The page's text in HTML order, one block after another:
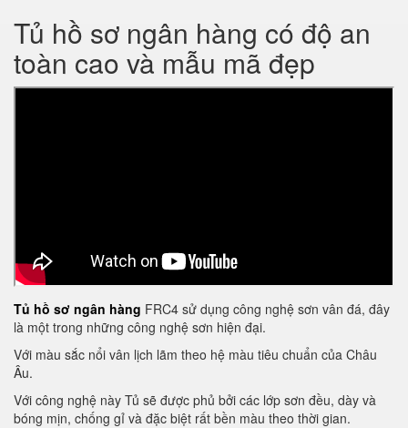
Tủ hồ sơ ngân hàng có độ an
toàn cao và mẫu mã đẹp
Tủ hồ sơ ngân hàng FRC4 sử dụng công nghệ sơn vân đá, đây
là một trong những công nghệ sơn hiện đại.
Với màu sắc nổi vân lịch lãm theo hệ màu tiêu chuẩn của Châu
Âu.
Với công nghệ này Tủ sẽ được phủ bởi các lớp sơn đều, dày và
bóng mịn, chống gỉ và đặc biệt rất bền màu theo thời gian.